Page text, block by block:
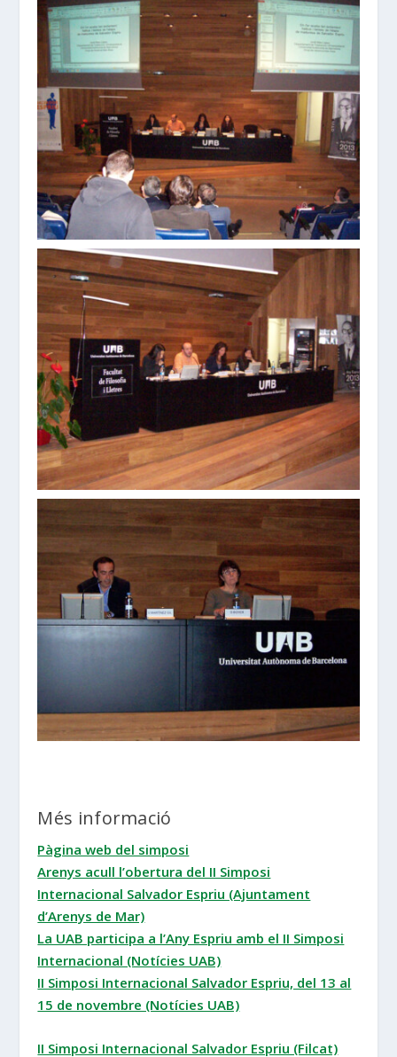
Més informació
Pàgina web del simposi
Arenys acull l’obertura del II Simposi
Internacional Salvador Espriu (Ajuntament
d’Arenys de Mar)
La UAB participa a l’Any Espriu amb el II Simposi
Internacional (Notícies UAB)
II Simposi Internacional Salvador Espriu, del 13 al
15 de novembre (Notícies UAB)
II Simposi Internacional Salvador Espriu (Filcat)